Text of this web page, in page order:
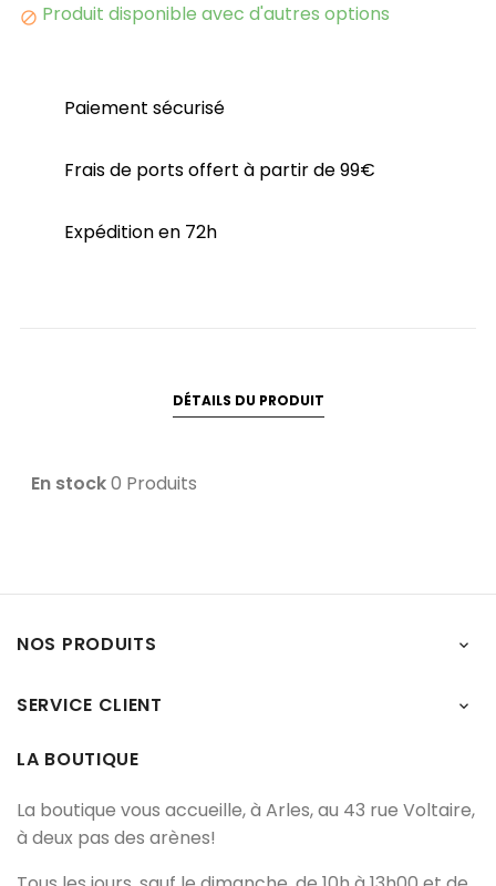
 Produit disponible avec d'autres options
Paiement sécurisé
Frais de ports offert à partir de 99€
Expédition en 72h
DÉTAILS DU PRODUIT
En stock0 Produits
NOS PRODUITS 
SERVICE CLIENT 
LA BOUTIQUE
La boutique vous accueille, à Arles, au 43 rue Voltaire,
à deux pas des arènes!